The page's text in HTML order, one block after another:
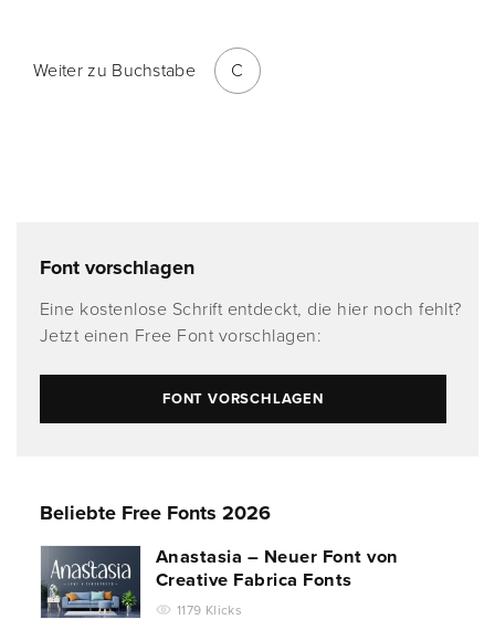
Weiter zu Buchstabe C
Font vorschlagen
Eine kostenlose Schrift entdeckt, die hier noch fehlt?
Jetzt einen Free Font vorschlagen:
FONT VORSCHLAGEN
Beliebte Free Fonts 2026
Anastasia – Neuer Font von
Creative Fabrica Fonts
1179 Klicks